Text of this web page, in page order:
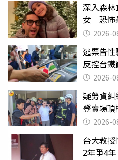
深入森
女 恐怖
2026-
逃票告
反控台
2026-
疑勞資
登賣場
2026-
台大教
2年爭4